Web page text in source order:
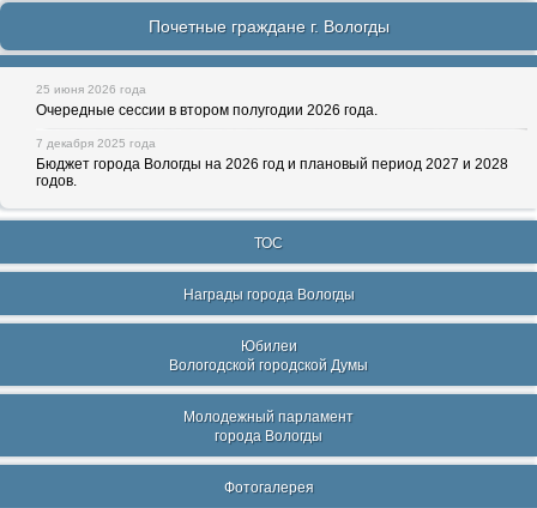
Почетные граждане г. Вологды
25 июня 2026 года
Очередные сессии в втором полугодии 2026 года.
7 декабря 2025 года
Бюджет города Вологды на 2026 год и плановый период 2027 и 2028
годов.
ТОС
Награды города Вологды
Юбилеи
Вологодской городской Думы
Молодежный парламент
города Вологды
Фотогалерея